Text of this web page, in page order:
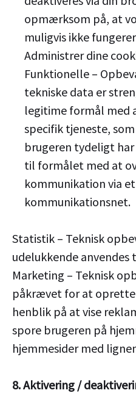
opmærksom på, at
muligvis ikke
Administrer dine
Funktionelle –
tekniske data er
legitime formål med
specifik tjeneste,
brugeren tydeligt
til formålet med at
kommunikation via
kommunikationsnet.
Statistik – Teknisk
udelukkende
Marketing – Teknisk
påkrævet for at
henblik på at vise
spore brugeren på
hjemmesider med
8. Aktivering /